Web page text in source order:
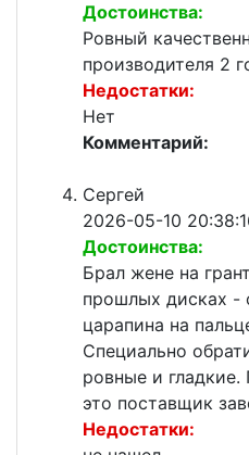
Достоинства:
Ровный
производителя 2
Недостатки:
Нет
Комментарий:
Сергей
2026-05-10
Достоинства:
Брал жене на
прошлых дисках -
царапина на
Специально
ровные и гладкие.
это поставщик
Недостатки: